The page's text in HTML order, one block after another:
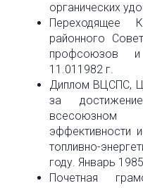
органических
Переходящее
районного
профсоюзов
11.011982 г.
Диплом ВЦСПС,
за
всесоюзном
эффективности
топливно-
году. Январь
Почетная